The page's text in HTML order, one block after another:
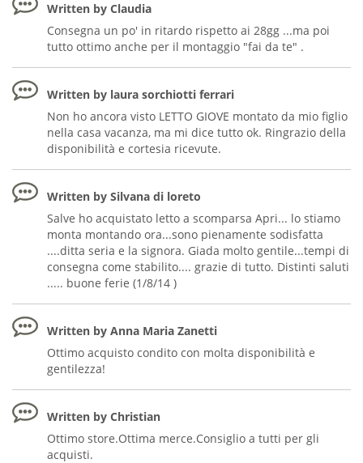
Written by Claudia
Consegna un po' in ritardo rispetto ai 28gg ...ma poi
tutto ottimo anche per il montaggio "fai da te" .
Written by laura sorchiotti ferrari
Non ho ancora visto LETTO GIOVE montato da mio figlio
nella casa vacanza, ma mi dice tutto ok. Ringrazio della
disponibilità e cortesia ricevute.
Written by Silvana di loreto
Salve ho acquistato letto a scomparsa Apri... lo stiamo
monta montando ora...sono pienamente sodisfatta
....ditta seria e la signora. Giada molto gentile...tempi di
consegna come stabilito.... grazie di tutto. Distinti saluti
..... buone ferie (1/8/14 )
Written by Anna Maria Zanetti
Ottimo acquisto condito con molta disponibilità e
gentilezza!
Written by Christian
Ottimo store.Ottima merce.Consiglio a tutti per gli
acquisti.